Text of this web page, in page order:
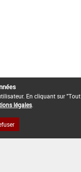
En cliquant sur
légales